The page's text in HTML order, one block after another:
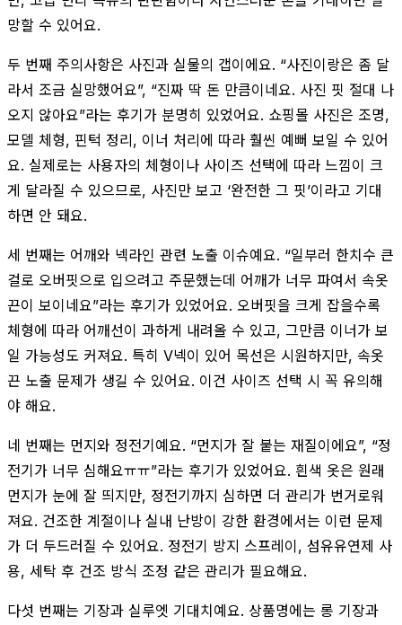
망할 수 있어요.
두 번째 주의사항은 사진과 실물의 갭이에요. “사진이랑은 좀 달
라서 조금 실망했어요”, “진짜 딱 돈 만큼이네요. 사진 핏 절대 나
오지 않아요”라는 후기가 분명히 있었어요. 쇼핑몰 사진은 조명,
모델 체형, 핀턱 정리, 이너 처리에 따라 훨씬 예뻐 보일 수 있어
요. 실제로는 사용자의 체형이나 사이즈 선택에 따라 느낌이 크
게 달라질 수 있으므로, 사진만 보고 ‘완전한 그 핏’이라고 기대
하면 안 돼요.
세 번째는 어깨와 넥라인 관련 노출 이슈예요. “일부러 한치수 큰
걸로 오버핏으로 입으려고 주문했는데 어깨가 너무 파여서 속옷
끈이 보이네요”라는 후기가 있었어요. 오버핏을 크게 잡을수록
체형에 따라 어깨선이 과하게 내려올 수 있고, 그만큼 이너가 보
일 가능성도 커져요. 특히 V넥이 있어 목선은 시원하지만, 속옷
끈 노출 문제가 생길 수 있어요. 이건 사이즈 선택 시 꼭 유의해
야 해요.
네 번째는 먼지와 정전기예요. “먼지가 잘 붙는 재질이에요”, “정
전기가 너무 심해요ㅠㅠ”라는 후기가 있었어요. 흰색 옷은 원래
먼지가 눈에 잘 띄지만, 정전기까지 심하면 더 관리가 번거로워
져요. 건조한 계절이나 실내 난방이 강한 환경에서는 이런 문제
가 더 두드러질 수 있어요. 정전기 방지 스프레이, 섬유유연제 사
용, 세탁 후 건조 방식 조정 같은 관리가 필요해요.
다섯 번째는 기장과 실루엣 기대치예요. 상품명에는 롱 기장과